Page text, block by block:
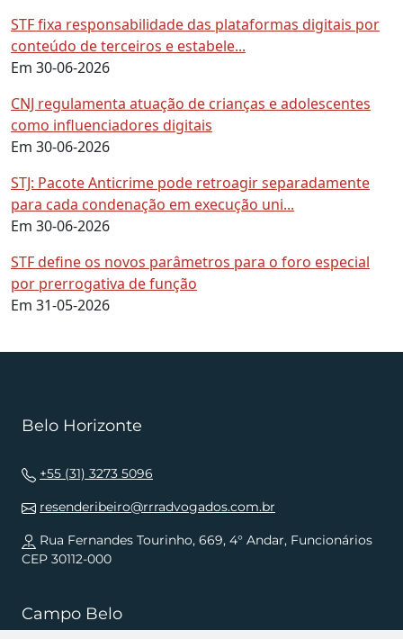
STF fixa responsabilidade das plataformas digitais por
conteúdo de terceiros e estabele...
Em 30-06-2026
CNJ regulamenta atuação de crianças e adolescentes
como influenciadores digitais
Em 30-06-2026
STJ: Pacote Anticrime pode retroagir separadamente
para cada condenação em execução uni...
Em 30-06-2026
STF define os novos parâmetros para o foro especial
por prerrogativa de função
Em 31-05-2026
Belo Horizonte
+55 (31) 3273 5096
resenderibeiro@rrradvogados.com.br
Rua Fernandes Tourinho, 669, 4° Andar, Funcionários
CEP 30112-000
Campo Belo